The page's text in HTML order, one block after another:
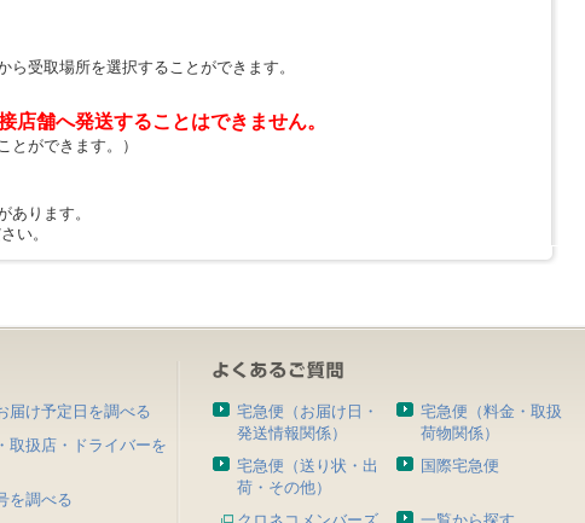
ら受取場所を選択することができます。
舗へ発送することはできません。
とができます。）
ります。
い。
届け予定日を調べる
取扱店・ドライバーを
を調べる
宅急便（お届け日・
発送情報関係）
宅急便（料金・取扱
荷物関係）
宅急便（送り状・出
荷・その他）
国際宅急便